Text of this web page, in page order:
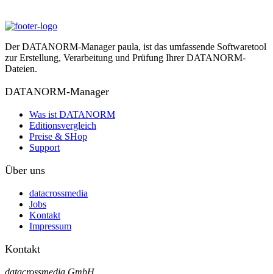
Der DATANORM-Manager paula, ist das umfassende Softwaretool
zur Erstellung, Verarbeitung und Prüfung Ihrer DATANORM-
Dateien.
DATANORM-Manager
Was ist DATANORM
Editionsvergleich
Preise & SHop
Support
Über uns
datacrossmedia
Jobs
Kontakt
Impressum
Kontakt